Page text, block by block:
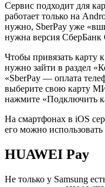
Сервис подходит для
работает только на
нужно, SberPay уже
нужна версия
Чтобы привязать карту
нужно зайти в раздел
«SberPay — оплата
выберите свою карту
нажмите «Подключить
На смартфонах в iOS
его можно
HUAWEI Pay
Не только у Samsung